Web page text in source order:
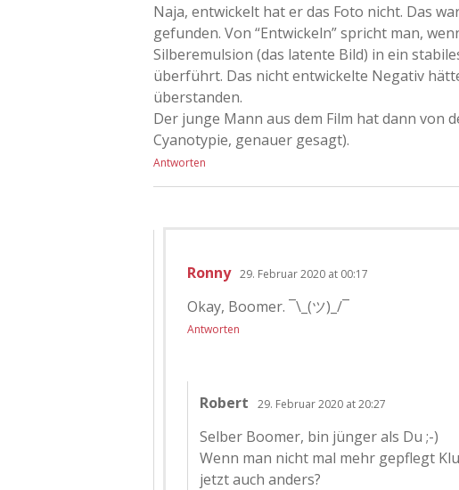
Naja, entwickelt hat er das Foto nicht. Das
gefunden. Von “Entwickeln” spricht man,
Silberemulsion (das latente Bild) in ein
überführt. Das nicht entwickelte Negativ
überstanden.
Der junge Mann aus dem Film hat dann von
Cyanotypie, genauer gesagt).
Antworten
Ronny 29. Februar 2020 at 00:17
Okay, Boomer. ¯\_(ツ)_/¯
Antworten
Robert 29. Februar 2020 at 20:27
Selber Boomer, bin jünger als Du ;-)
Wenn man nicht mal mehr gepflegt
jetzt auch anders?